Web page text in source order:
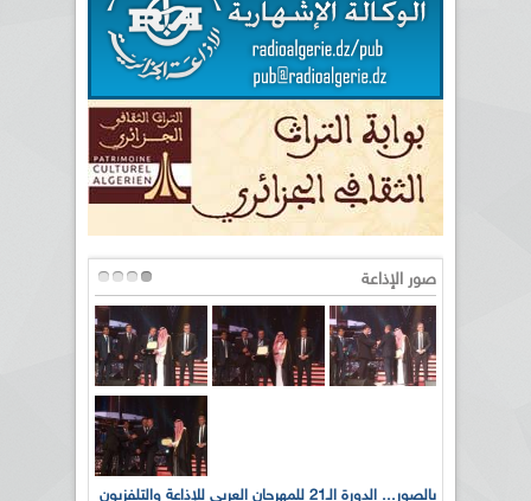
صور الإذاعة
بالصور... الدورة الـ21 للمهرجان العربي للإذاعة والتلفزيون